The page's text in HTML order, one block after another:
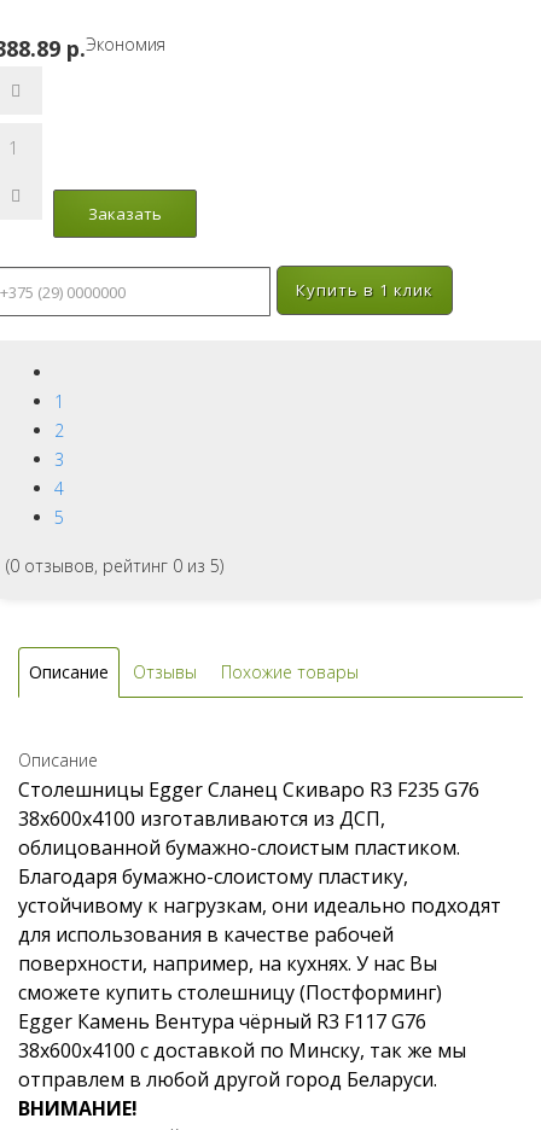
p.Экономия
Купить в 1 клик
1
2
3
4
5
(0 отзывов, рейтинг 0 из 5)
Описание Отзывы Похожие товары
Описание
Столешницы Egger Сланец Скиваро R3 F235 G76
38x600x4100 изготавливаются из ДСП,
облицованной бумажно-слоистым пластиком.
Благодаря бумажно-слоистому пластику,
устойчивому к нагрузкам, они идеально подходят
для использования в качестве рабочей
поверхности, например, на кухнях. У нас Вы
сможете купить столешницу (Постформинг)
Egger Камень Вентура чёрный R3 F117 G76
38x600x4100 с доставкой по Минску, так же мы
отправлем в любой другой город Беларуси.
ВНИМАНИЕ!